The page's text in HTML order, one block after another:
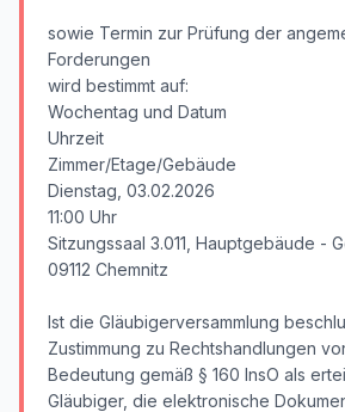
sowie Termin zur Prüfung der
Forderungen
wird bestimmt auf:
Wochentag und Datum
Uhrzeit
Zimmer/Etage/Gebäude
Dienstag, 03.02.2026
11:00 Uhr
Sitzungssaal 3.011, Hauptgebäude -
09112 Chemnitz
Ist die Gläubigerversammlung
Zustimmung zu Rechtshandlungen
Bedeutung gemäß § 160 InsO als
Gläubiger, die elektronische